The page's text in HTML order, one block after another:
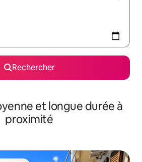
Rechercher
et longue durée à
proximité